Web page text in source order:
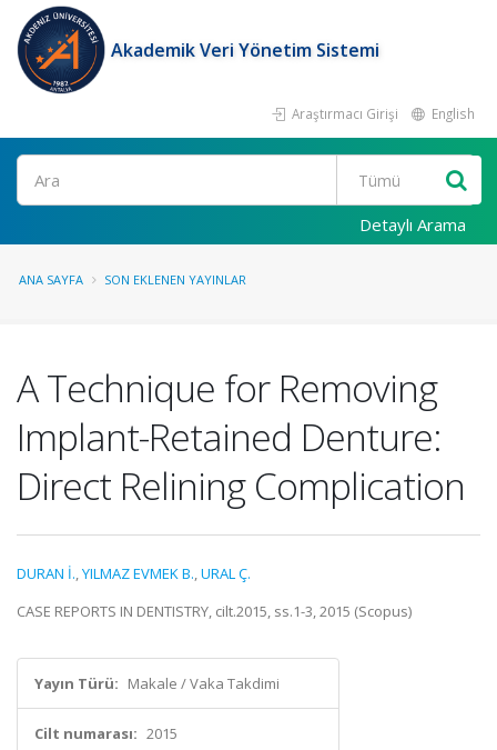
Akademik Veri Yönetim Sistemi
Araştırmacı Girişi English
Ara
Detaylı Arama
ANA SAYFA SON EKLENEN YAYINLAR
A Technique for Removing
Implant-Retained Denture:
Direct Relining Complication
DURAN İ.,YILMAZ EVMEK B.,URAL Ç.
CASE REPORTS IN DENTISTRY, cilt.2015, ss.1-3, 2015 (Scopus)
Yayın Türü: Makale / Vaka Takdimi
Cilt numarası: 2015